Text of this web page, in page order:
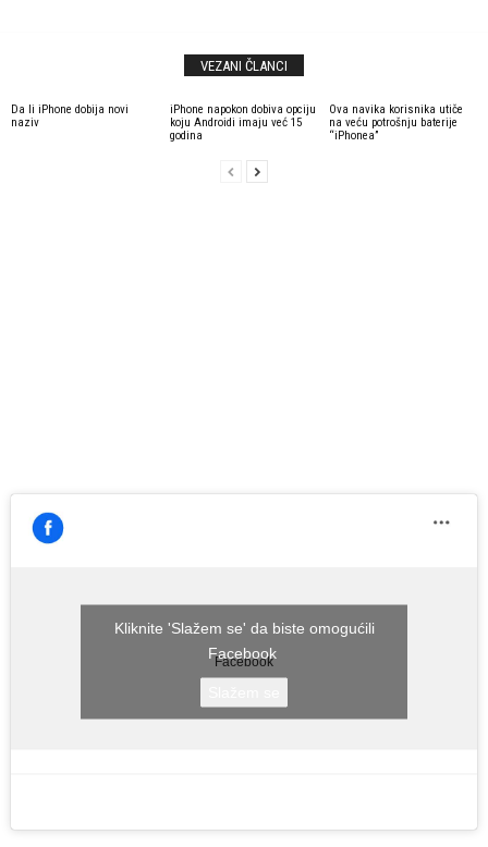
VEZANI ČLANCI
Da li iPhone dobija novi
naziv
iPhone napokon dobiva opciju
koju Androidi imaju već 15
godina
Ova navika korisnika utiče
na veću potrošnju baterije
“iPhonea”
Facebook
Kliknite 'Slažem se' da biste omogućili
Facebook